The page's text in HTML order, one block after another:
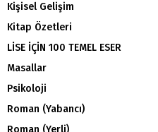
Kişisel Gelişim
Kitap Özetleri
LİSE İÇİN 100 TEMEL ESER
Masallar
Psikoloji
Roman (Yabancı)